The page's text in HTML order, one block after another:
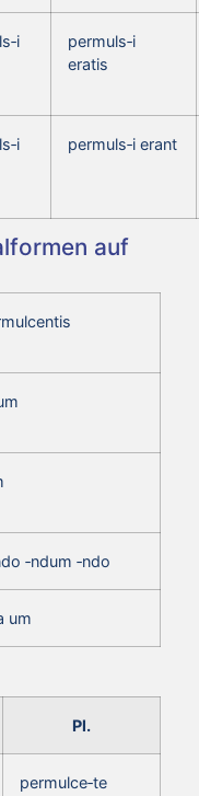
permuls‑i
eratis
permuls‑i erant
auf
‑ndum ‑ndo
um
Pl.
permulce‑te